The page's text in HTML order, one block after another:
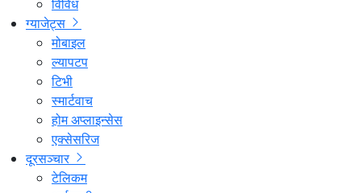
विविध
ग्याजेट्स
मोबाइल
ल्यापटप
टिभी
स्मार्टवाच
होम अप्लाइन्सेस
एक्सेसरिज
दूरसञ्चार
टेलिकम